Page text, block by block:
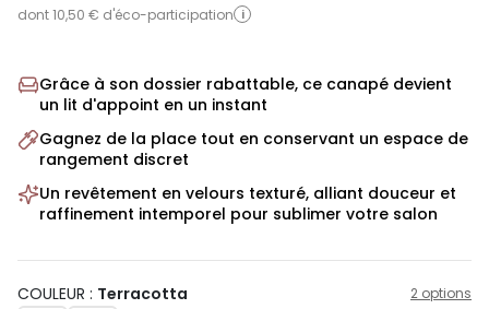
dont 10,50 € d'éco-participation i
Grâce à son dossier rabattable, ce canapé devient
un lit d'appoint en un instant
Gagnez de la place tout en conservant un espace de
rangement discret
Un revêtement en velours texturé, alliant douceur et
raffinement intemporel pour sublimer votre salon
COULEUR : Terracotta 2 options